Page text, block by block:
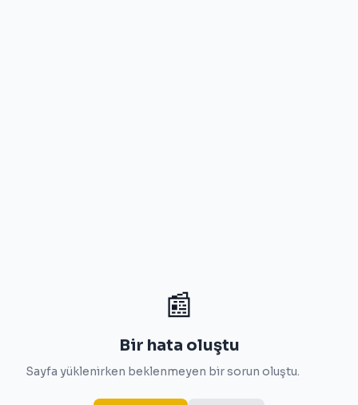
📰
Bir hata oluştu
Sayfa yüklenirken beklenmeyen bir sorun oluştu.